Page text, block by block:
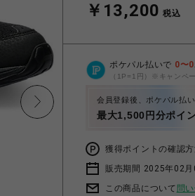
￥13,200 税込
ポケパル払いで 0〜0
（1P=1円）※キャンペ
会員登録後、ポケパル払
最大1,500円分ポイ
獲得ポイントの確認
販売期間 2025年02
この商品について 問